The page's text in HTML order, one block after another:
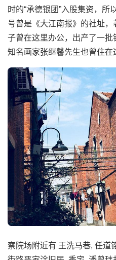
时的“承德银团”入股集资，
号曾是《大江南报》的社址
子曾在这里办公，出产了一
知名画家张继馨先生也曾住在
察院场附近有 王洗马巷, 任道